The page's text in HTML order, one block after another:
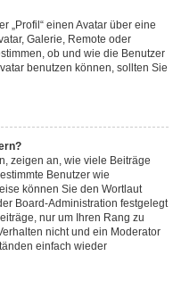
„Profil“ einen Avatar über eine
Galerie, Remote oder
ob und wie die Benutzer
benutzen können, sollten Sie
zeigen an, wie viele Beiträge
Benutzer wie
können Sie den Wortlaut
Board-Administration festgelegt
nur um Ihren Rang zu
nicht und ein Moderator
einfach wieder